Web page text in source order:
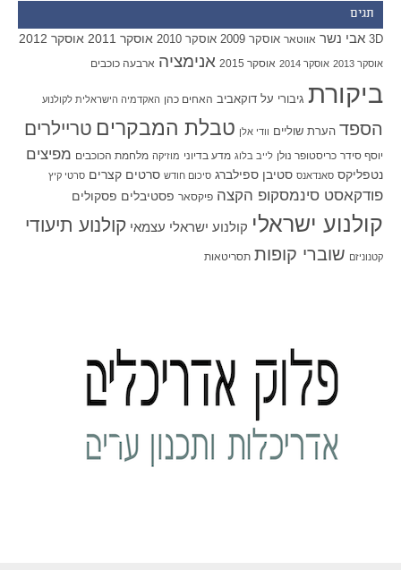
תגים
3D אבי נשר אווטאר אוסקר 2009 אוסקר 2010 אוסקר 2011 אוסקר 2012
אוסקר 2013 אוסקר 2014 אוסקר 2015 אנימציה ארבעה כוכבים
ביקורת גיבורי על דוקאביב האחים כהן האקדמיה הישראלית לקולנוע
הספד הערת שוליים וודי אלן טבלת המבקרים טריילרים
יוסף סידר כריסטופר נולן לייב בלוג מדע בדיוני מוזיקה מלחמת הכוכבים מפיצים
נטפליקס סאנדאנס סטיבן ספילברג סיכום חודש סרטים קצרים סרטי קיץ
פודקאסט סינמסקופ הקצה פיקסאר פסטיבלים פסקולים
קולנוע ישראלי קולנוע ישראלי עצמאי קולנוע תיעודי
קטנוניזם שוברי קופות תסריטאות